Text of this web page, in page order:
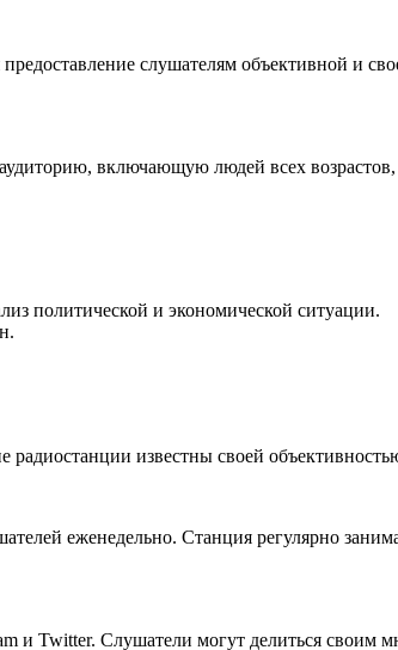
слушателям объективной и
включающую людей всех возрастов,
политической и экономической ситуации.
известны своей
еженедельно. Станция регулярно
и Twitter. Слушатели могут делиться своим